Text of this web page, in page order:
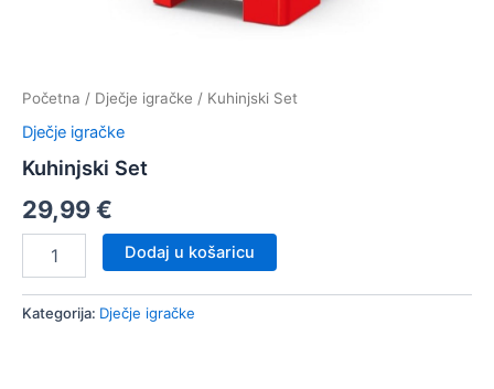
Početna / Dječje igračke / Kuhinjski Set
Dječje igračke
Kuhinjski Set
29,99€
Dodaj u košaricu
Kategorija: Dječje igračke